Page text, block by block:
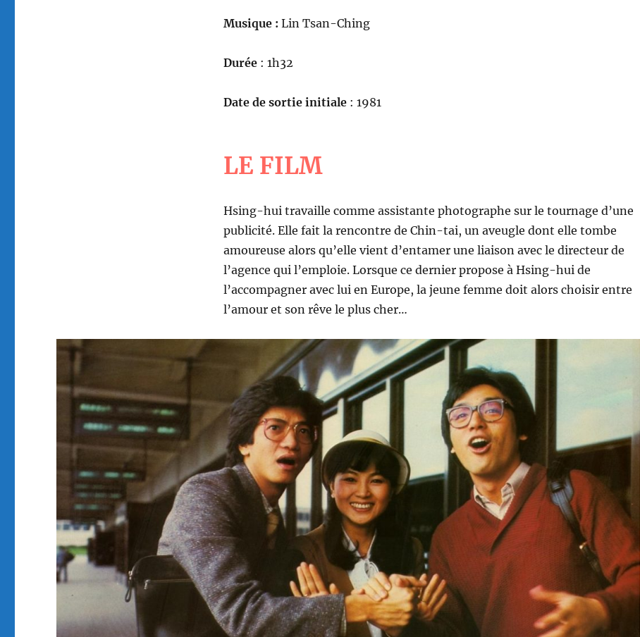
Musique : Lin Tsan-Ching
Durée: 1h32
Date de sortie initiale: 1981
LE FILM
Hsing-hui travaille comme assistante photographe sur le tournage d’une
publicité. Elle fait la rencontre de Chin-tai, un aveugle dont elle tombe
amoureuse alors qu’elle vient d’entamer une liaison avec le directeur de
l’agence qui l’emploie. Lorsque ce dernier propose à Hsing-hui de
l’accompagner avec lui en Europe, la jeune femme doit alors choisir entre
l’amour et son rêve le plus cher…